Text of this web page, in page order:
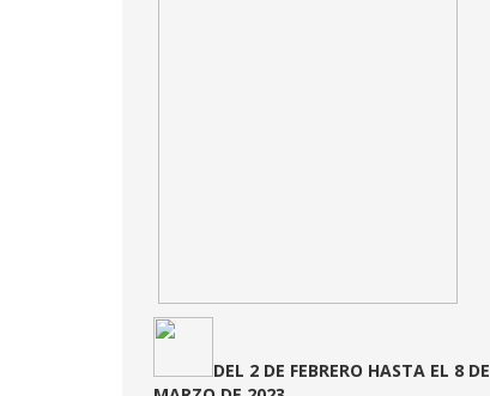
DEL 2 DE FEBRERO HASTA EL 8 DE